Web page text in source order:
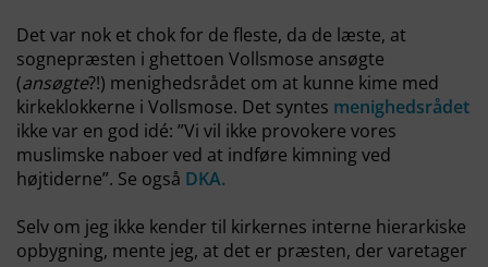
Det var nok et chok for de fleste, da de læste, at
sognepræsten i ghettoen Vollsmose ansøgte
(ansøgte?!) menighedsrådet om at kunne kime med
kirkeklokkerne i Vollsmose. Det syntes menighedsrådet
ikke var en god idé: ”Vi vil ikke provokere vores
muslimske naboer ved at indføre kimning ved
højtiderne”. Se også DKA.
Selv om jeg ikke kender til kirkernes interne hierarkiske
opbygning, mente jeg, at det er præsten, der varetager